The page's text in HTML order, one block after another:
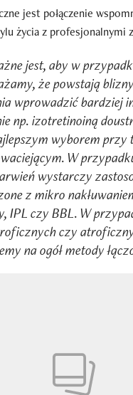
jest połączenie
życia z profesjonalnymi
jest, aby w
że powstają
wprowadzić bardziej
np. izotretinoiną
wyborem
W
wystarczy
z mikro
IPL czy BBL. W
czy
na ogół metody